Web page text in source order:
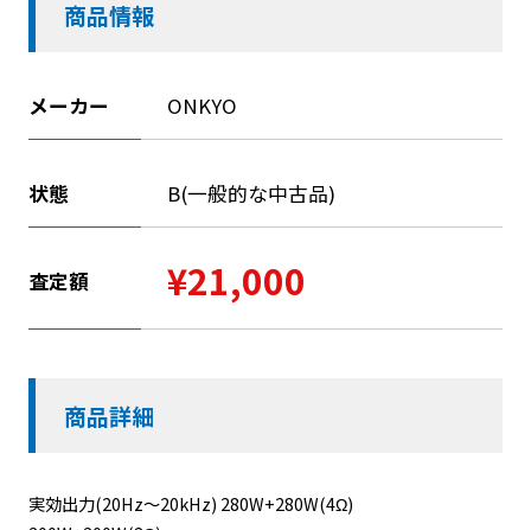
商品情報
メーカー ONKYO
状態 B(一般的な中古品)
査定額 ¥21,000
商品詳細
実効出力(20Hz～20kHz) 280W+280W(4Ω)